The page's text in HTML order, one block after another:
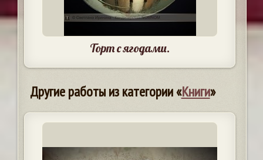
Торт с ягодами.
Другие работы из категории «Книги»